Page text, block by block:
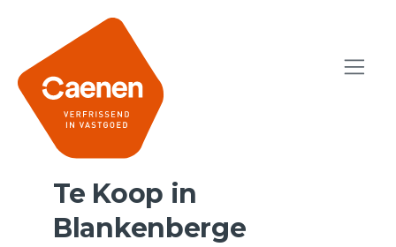
Te Koop in
Blankenberge